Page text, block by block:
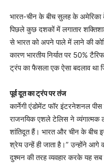
भारत-चीन के बीच सुलह के अमेरिका
पिछले कुछ दशकों में लगातार
से भारत को अपने पाले में लाने की
कारण भारतीय निर्यात पर 50%
ट्रंप का फैसला एक ऐसा बदलाव था
पूर्व दूत का ट्रंप पर तंज
कार्नेगी एंडोमेंट फॉर इंटरनेशनल
राजनयिक एशले टेलिस ने व्यंगात्मक
शांतिदूत हैं। भारत और चीन के बीच
श्रेय उन्हें ही जाता है।” उन्होंने आगे
दुश्मन की तरह व्यवहार करके यह सब